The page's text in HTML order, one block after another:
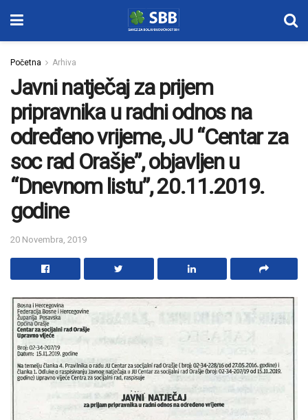
Početna Arhiva
Javni natječaj za prijem
pripravnika u radni odnos na
određeno vrijeme, JU “Centar za
soc rad Orašje”, objavljen u
“Dnevnom listu”, 20.11.2019.
godine
20 Novembra, 2019